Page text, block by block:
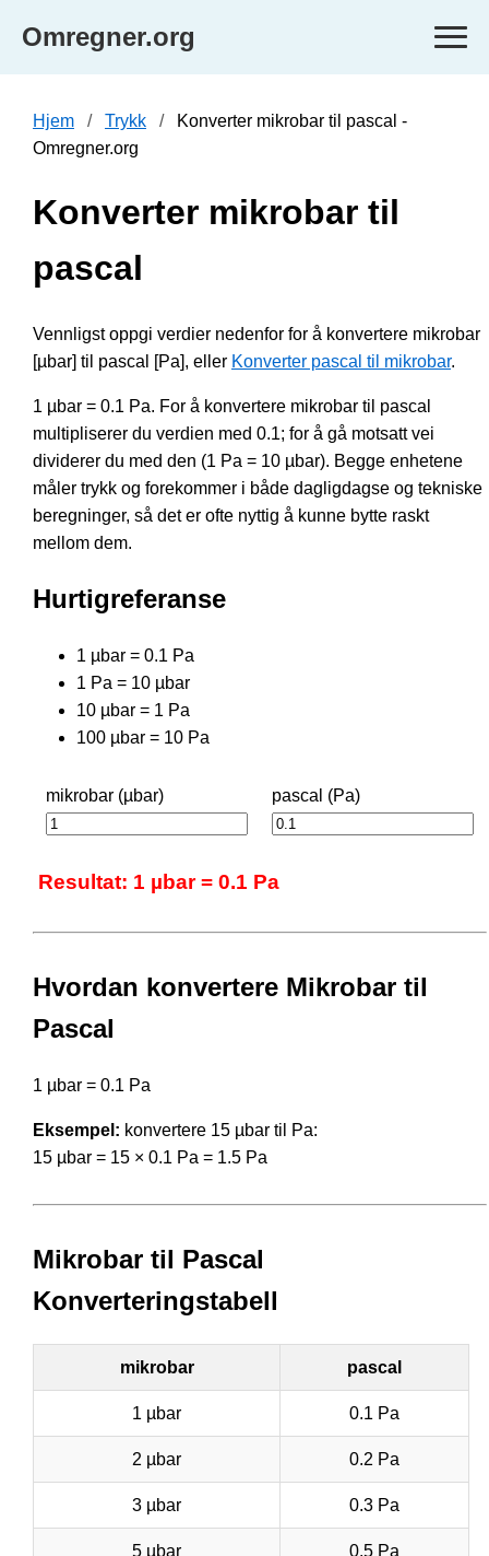
Omregner.org
Hjem Trykk
Konverter mikrobar til pascal -
Omregner.org
Konverter mikrobar til
pascal
Vennligst oppgi verdier nedenfor for å konvertere mikrobar
[µbar] til pascal [Pa], eller Konverter pascal til mikrobar.
1 µbar = 0.1 Pa. For å konvertere mikrobar til pascal
multipliserer du verdien med 0.1; for å gå motsatt vei
dividerer du med den (1 Pa = 10 µbar). Begge enhetene
måler trykk og forekommer i både dagligdagse og tekniske
beregninger, så det er ofte nyttig å kunne bytte raskt
mellom dem.
Hurtigreferanse
1 µbar = 0.1 Pa
1 Pa = 10 µbar
10 µbar = 1 Pa
100 µbar = 10 Pa
mikrobar (µbar) pascal (Pa)
Resultat: 1 µbar = 0.1 Pa
Hvordan konvertere Mikrobar til
Pascal
1 µbar = 0.1 Pa
Eksempel: konvertere 15 µbar til Pa:
15 µbar = 15 × 0.1 Pa = 1.5 Pa
Mikrobar til Pascal
Konverteringstabell
mikrobar pascal
1 µbar 0.1 Pa
2 µbar 0.2 Pa
3 µbar 0.3 Pa
5 µbar 0.5 Pa